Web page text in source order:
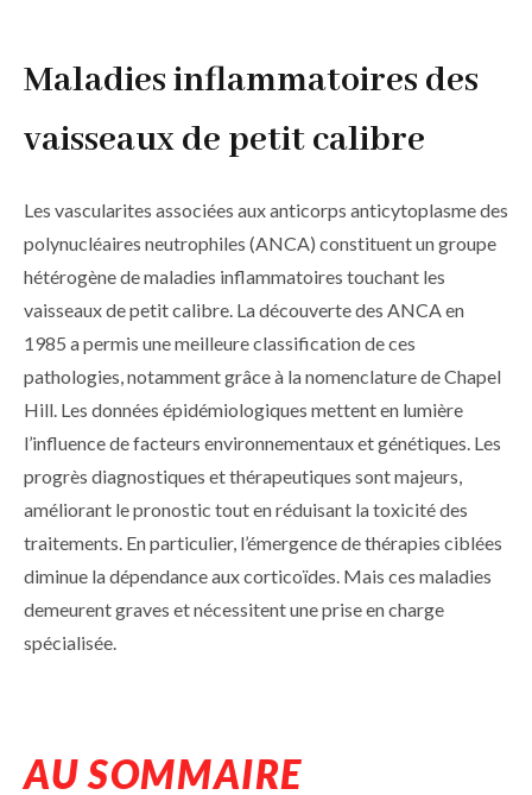
Maladies inflammatoires des
vaisseaux de petit calibre
Les vascularites associées aux anticorps anticytoplasme des
polynucléaires neutrophiles (ANCA) constituent un groupe
hétérogène de maladies inflammatoires touchant les
vaisseaux de petit calibre. La découverte des ANCA en
1985 a permis une meilleure classification de ces
pathologies, notamment grâce à la nomenclature de Chapel
Hill. Les données épidémiologiques mettent en lumière
l’influence de facteurs environnementaux et génétiques. Les
progrès diagnostiques et thérapeutiques sont majeurs,
améliorant le pronostic tout en réduisant la toxicité des
traitements. En particulier, l’émergence de thérapies ciblées
diminue la dépendance aux corticoïdes. Mais ces maladies
demeurent graves et nécessitent une prise en charge
spécialisée.
AU SOMMAIRE